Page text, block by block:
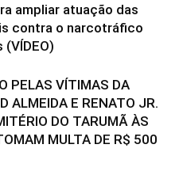
ampliar atuação das
contra o narcotráfico
PELAS VÍTIMAS DA
ALMEIDA E RENATO JR.
DO TARUMÃ ÀS
MULTA DE R$ 500